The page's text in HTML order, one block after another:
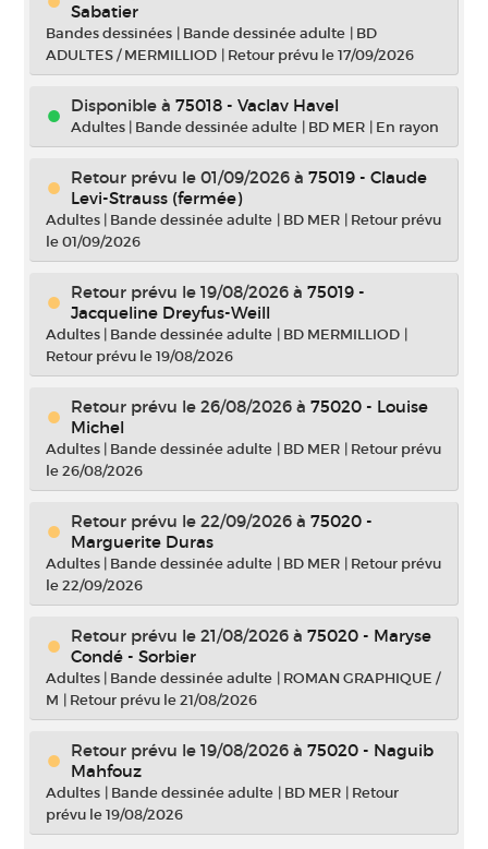
Sabatier
Bandes dessinées | Bande dessinée adulte | BD
ADULTES / MERMILLIOD | Retour prévu le 17/09/2026
Disponible à 75018 - Vaclav Havel
Adultes | Bande dessinée adulte | BD MER | En rayon
Retour prévu le 01/09/2026 à 75019 - Claude
Levi-Strauss (fermée)
Adultes | Bande dessinée adulte | BD MER | Retour prévu
le 01/09/2026
Retour prévu le 19/08/2026 à 75019 -
Jacqueline Dreyfus-Weill
Adultes | Bande dessinée adulte | BD MERMILLIOD |
Retour prévu le 19/08/2026
Retour prévu le 26/08/2026 à 75020 - Louise
Michel
Adultes | Bande dessinée adulte | BD MER | Retour prévu
le 26/08/2026
Retour prévu le 22/09/2026 à 75020 -
Marguerite Duras
Adultes | Bande dessinée adulte | BD MER | Retour prévu
le 22/09/2026
Retour prévu le 21/08/2026 à 75020 - Maryse
Condé - Sorbier
Adultes | Bande dessinée adulte | ROMAN GRAPHIQUE /
M | Retour prévu le 21/08/2026
Retour prévu le 19/08/2026 à 75020 - Naguib
Mahfouz
Adultes | Bande dessinée adulte | BD MER | Retour
prévu le 19/08/2026